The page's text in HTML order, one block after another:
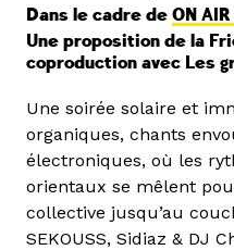
Dans le cadre de ON
Une proposition de la
coproduction avec Les
Une soirée solaire et
organiques, chants
électroniques, où les
orientaux se mêlent
collective jusqu’au
SEKOUSS, Sidiaz & DJ